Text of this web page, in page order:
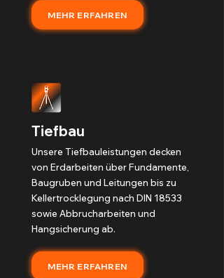
MEHR ERFAHREN
Tiefbau
Unsere Tiefbauleistungen decken
von Erdarbeiten über Fundamente,
Baugruben und Leitungen bis zu
Kellertrocklegung nach DIN 18533
sowie Abbrucharbeiten und
Hangsicherung ab.
MEHR ERFAHREN